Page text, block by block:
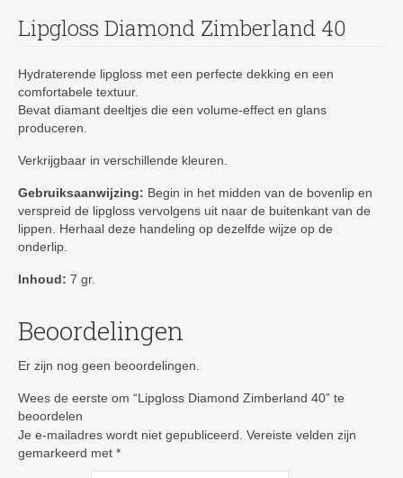
Lipgloss Diamond Zimberland 40
Hydraterende lipgloss met een perfecte dekking en een
comfortabele textuur.
Bevat diamant deeltjes die een volume-effect en glans
produceren.
Verkrijgbaar in verschillende kleuren.
Gebruiksaanwijzing: Begin in het midden van de bovenlip en
verspreid de lipgloss vervolgens uit naar de buitenkant van de
lippen. Herhaal deze handeling op dezelfde wijze op de
onderlip.
Inhoud: 7 gr.
Beoordelingen
Er zijn nog geen beoordelingen.
Wees de eerste om “Lipgloss Diamond Zimberland 40” te
beoordelen
Je e-mailadres wordt niet gepubliceerd. Vereiste velden zijn
gemarkeerd met *